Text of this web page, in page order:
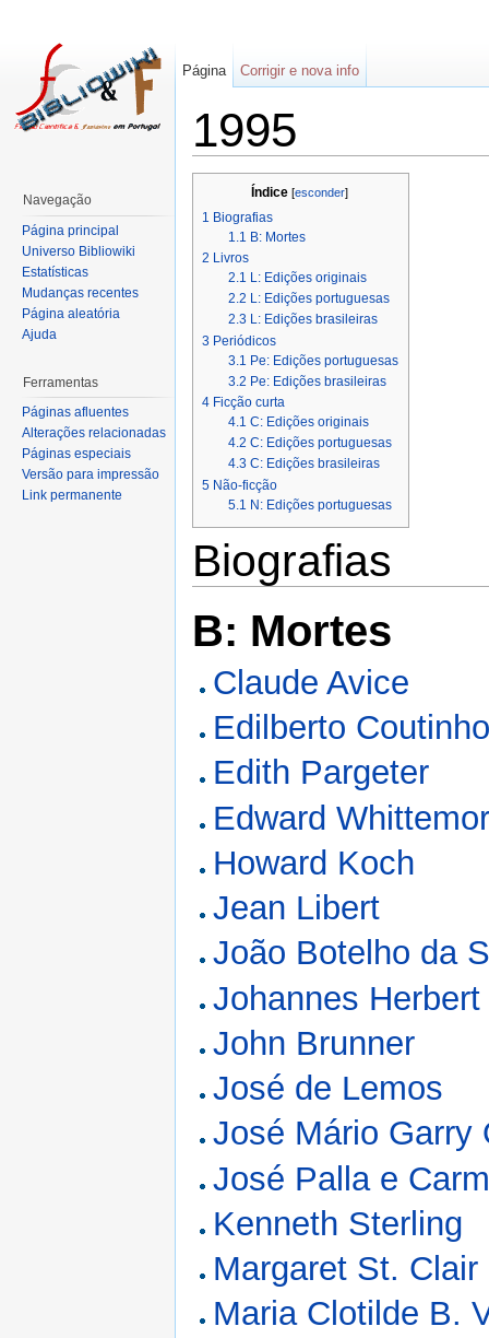
1995
Índice[esconder]
1 Biografias
1.1 B: Mortes
2 Livros
2.1 L: Edições originais
2.2 L: Edições portuguesas
2.3 L: Edições brasileiras
3 Periódicos
3.1 Pe: Edições portuguesas
3.2 Pe: Edições brasileiras
4 Ficção curta
4.1 C: Edições originais
4.2 C: Edições portuguesas
4.3 C: Edições brasileiras
5 Não-ficção
5.1 N: Edições portuguesas
Biografias
B: Mortes
Claude Avice
Edilberto
Edith Pargeter
Edward
Howard Koch
Jean Libert
João Botelho da
Johannes
John Brunner
José de Lemos
José Mário Garry
José Palla e
Kenneth Sterling
Margaret St. Clair
Maria Clotilde B.
Página Corrigir e nova info
Navegação
Página principal
Universo Bibliowiki
Estatísticas
Mudanças recentes
Página aleatória
Ajuda
Ferramentas
Páginas afluentes
Alterações relacionadas
Páginas especiais
Versão para impressão
Link permanente